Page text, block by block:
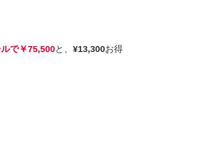
で￥75,500と、 ¥13,300お得